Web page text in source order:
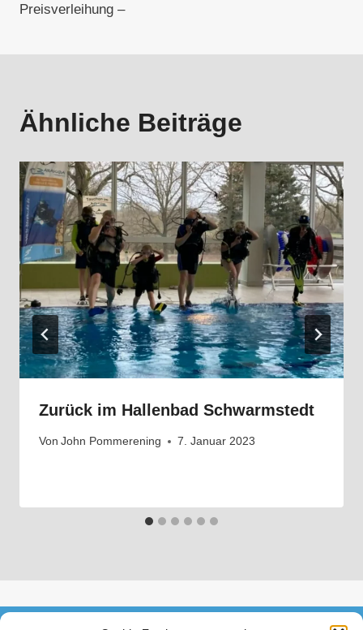
Preisverleihung –
Ähnliche Beiträge
Zurück im Hallenbad Schwarmstedt
Von John Pommerening 7. Januar 2023